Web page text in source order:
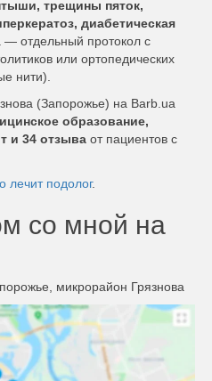
трещины пяток,
диабетическая
— отдельный протокол с
или ортопедических
нити).
(Запорожье) на Barb.ua
образование,
и 34 отзыва от пациентов с
лечит подолог.
со мной на
микрорайон Грязнова